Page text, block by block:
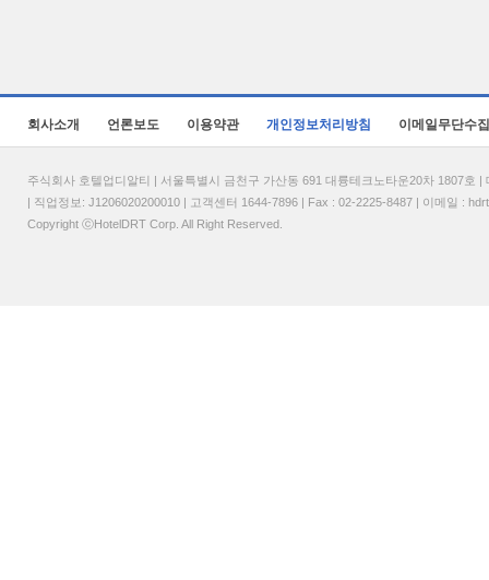
회사소개 언론보도 이용약관 개인정보처리방침 이메일무단수
주식회사 호텔업디알티 | 서울특별시 금천구 가산동 691 대륭테크노타운20차 1807
| 직업정보: J1206020200010 | 고객센터 1644-7896 | Fax : 02-2225-8487 | 이메일 :
Copyright ⓒHotelDRT Corp. All Right Reserved.